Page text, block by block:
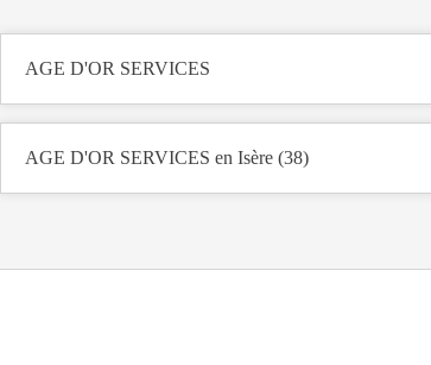
AGE D'OR SERVICES
AGE D'OR SERVICES en Isère (38)